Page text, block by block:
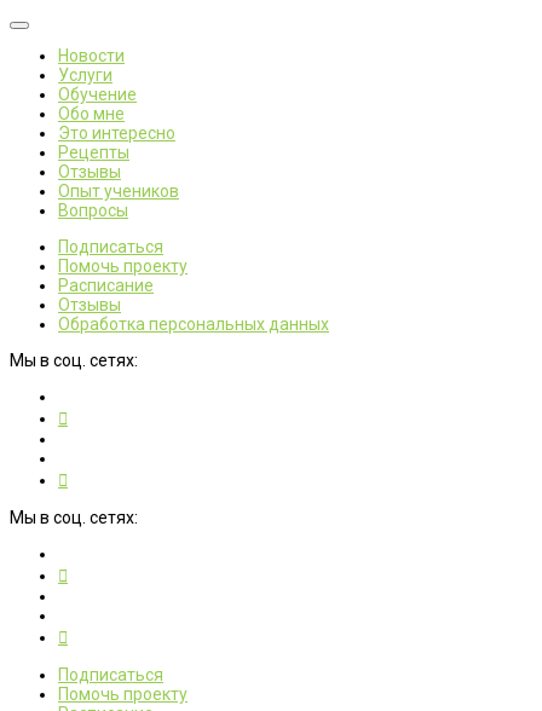
Новости
Услуги
Обучение
Обо мне
Это интересно
Рецепты
Отзывы
Опыт учеников
Вопросы
Подписаться
Помочь проекту
Расписание
Отзывы
Обработка персональных данных
Мы в соц. сетях:
Мы в соц. сетях:
Подписаться
Помочь проекту